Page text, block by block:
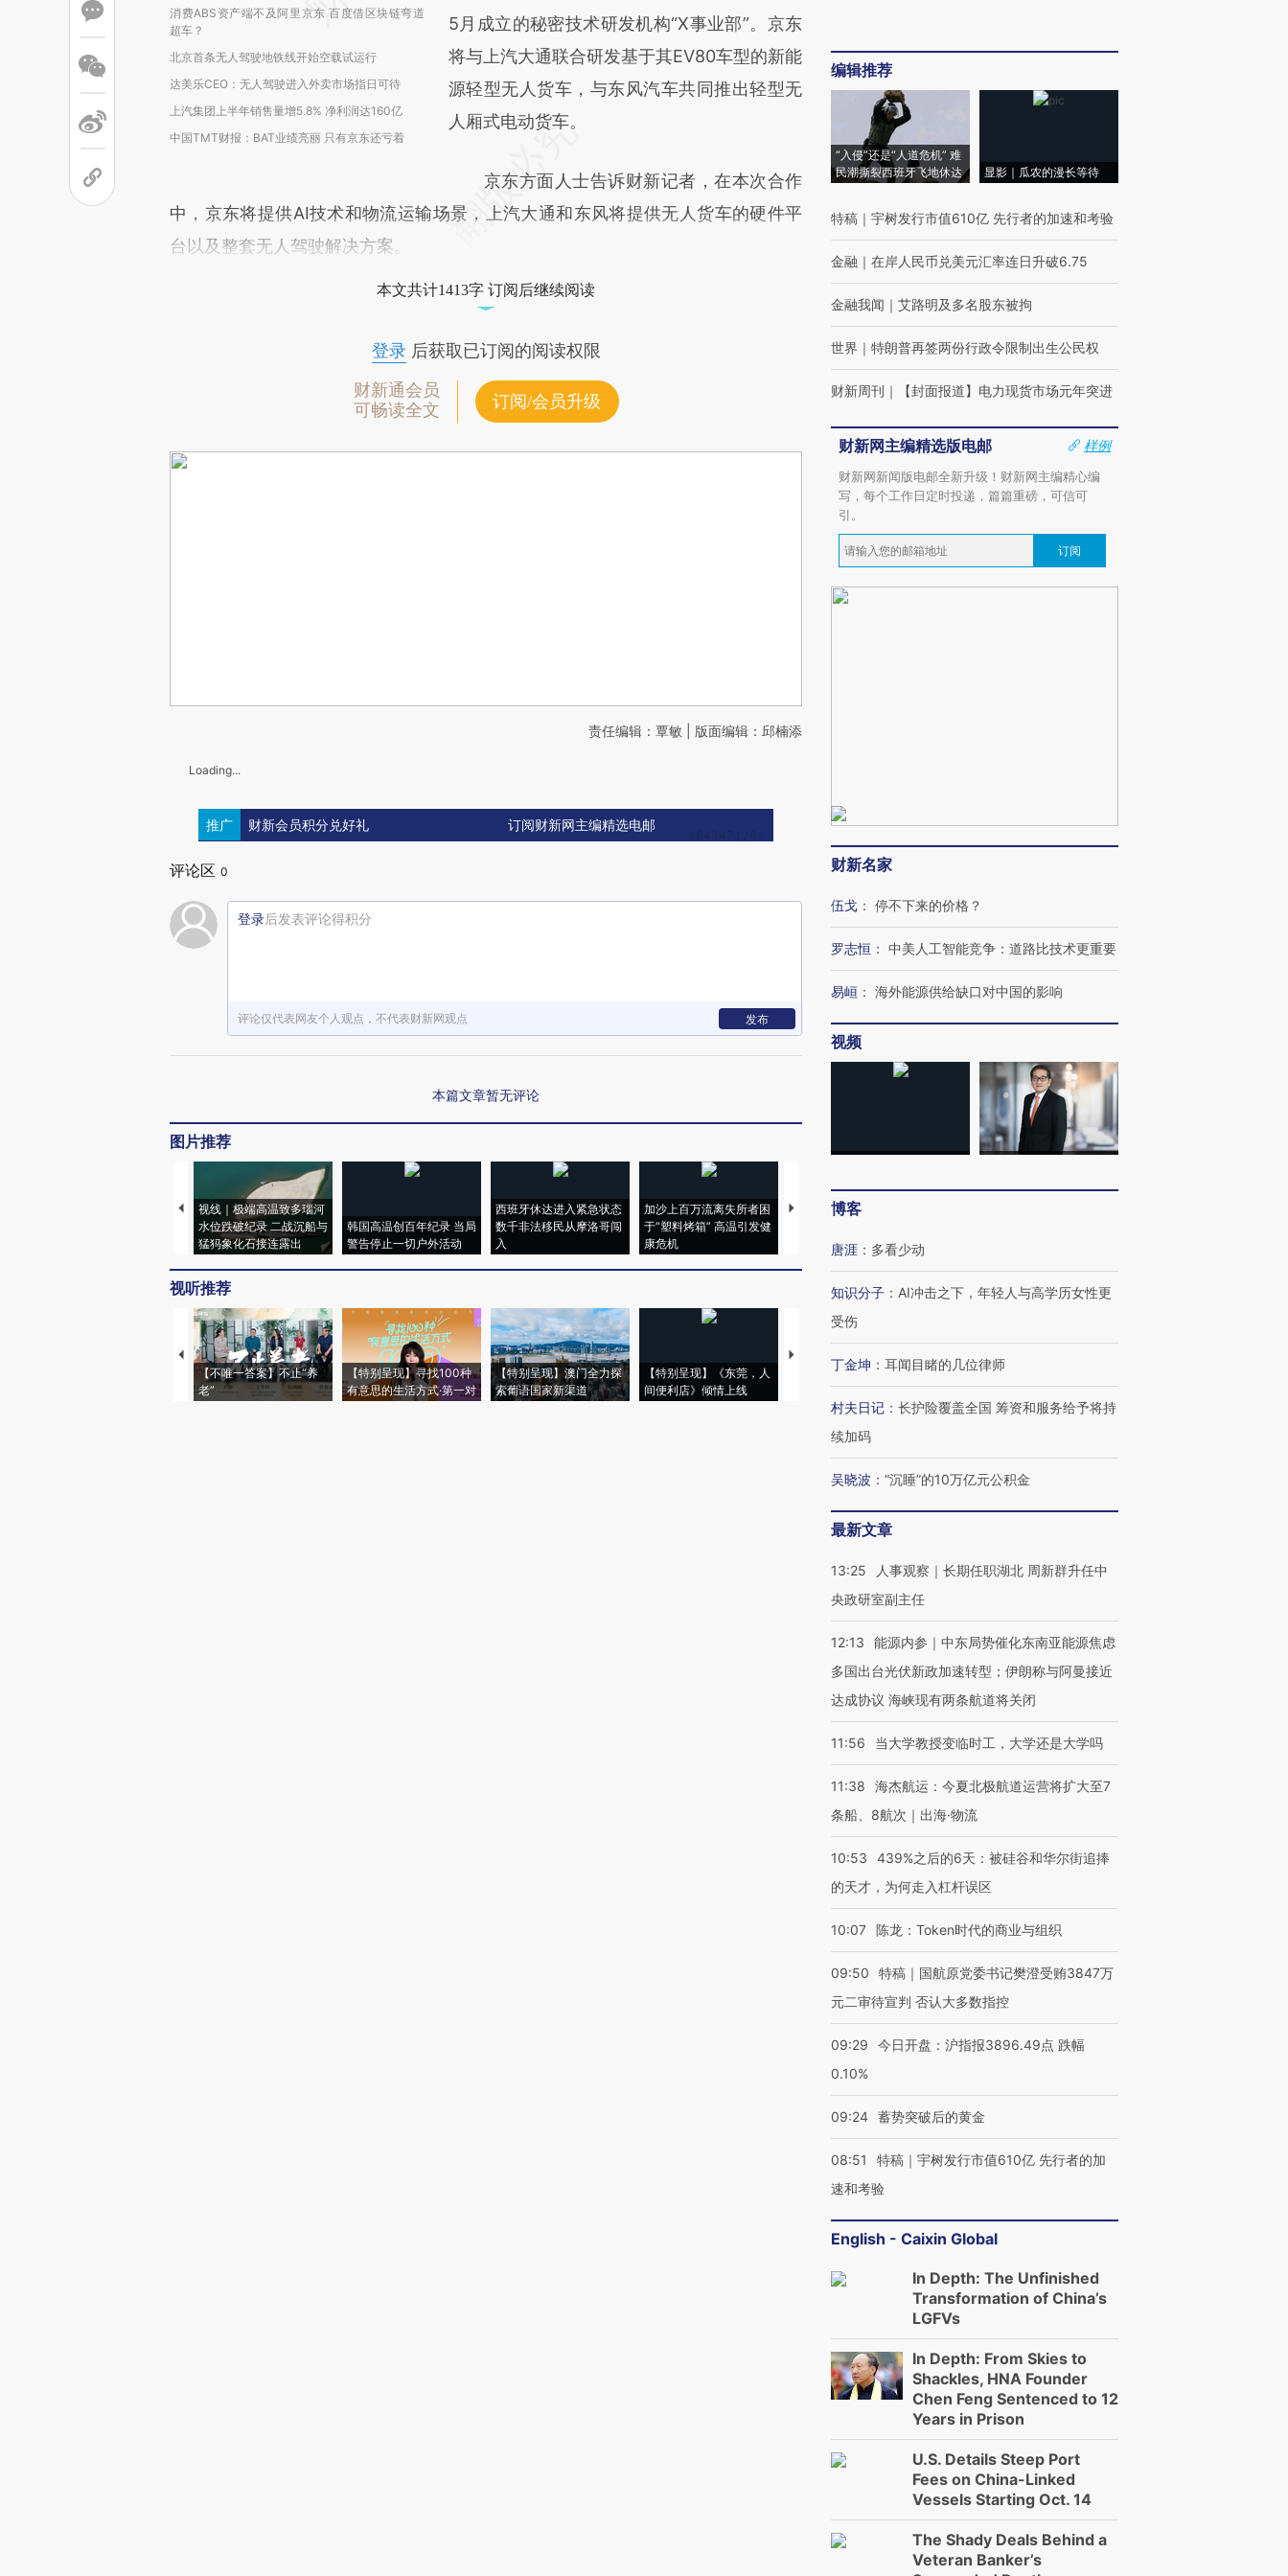
消费ABS资产端不及阿里京东 百度借区块链弯道
超车？
北京首条无人驾驶地铁线开始空载试运行
达美乐CEO：无人驾驶进入外卖市场指日可待
上汽集团上半年销售量增5.8% 净利润达160亿
中国TMT财报：BAT业绩亮丽 只有京东还亏着
5月成立的秘密技术研发机构“X事业部”。京东
将与上汽大通联合研发基于其EV80车型的新能
源轻型无人货车，与东风汽车共同推出轻型无
人厢式电动货车。
京东方面人士告诉财新记者，在本次合作
中，京东将提供AI技术和物流运输场景，上汽大通和东风将提供无人货车的硬件平
台以及整套无人驾驶解决方案。
本文共计1413字 订阅后继续阅读
登录后获取已订阅的阅读权限
财新通会员
可畅读全文
订阅/会员升级
责任编辑：覃敏 | 版面编辑：邱楠添
Loading...
推广 财新会员积分兑好礼 订阅财新网主编精选电邮
评论区 0
登录后发表评论得积分
评论仅代表网友个人观点，不代表财新网观点 发布
本篇文章暂无评论
图片推荐
视线｜极端高温致多瑙河
水位跌破纪录 二战沉船与
猛犸象化石接连露出
韩国高温创百年纪录 当局
警告停止一切户外活动
西班牙休达进入紧急状态
数千非法移民从摩洛哥闯
入
加沙上百万流离失所者困
于“塑料烤箱” 高温引发健
康危机
视线｜HYROX的吸金
心“花钱找虐”？
视听推荐
【不唯一答案】不止“养
老”
【特别呈现】寻找100种
有意思的生活方式·第一对
【特别呈现】澳门全力探
索葡语国家新渠道
【特别呈现】《东莞，人
间便利店》倾情上线
【推广】走进第四届链博
会，让数智科技“链”接产
【特别呈现】寻找100种
有意思的生活方式·第三对
住三大增长引擎是什么？
编辑推荐
“入侵”还是“人道危机” 难
民潮撕裂西班牙飞地休达
显影｜瓜农的漫长等待
特稿 ｜ 宇树发行市值610亿 先行者的加速和考验
金融 ｜ 在岸人民币兑美元汇率连日升破6.75
金融我闻 ｜ 艾路明及多名股东被拘
世界 ｜ 特朗普再签两份行政令限制出生公民权
财新周刊 ｜ 【封面报道】电力现货市场元年突进
财新网主编精选版电邮
样例
财新网新闻版电邮全新升级！财新网主编精心编
写，每个工作日定时投递，篇篇重磅，可信可
引。
订阅
财新名家
伍戈 ： 停不下来的价格？
罗志恒 ： 中美人工智能竞争：道路比技术更重要
易峘 ： 海外能源供给缺口对中国的影响
视频
博客
唐涯 ： 多看少动
知识分子 ： AI冲击之下，年轻人与高学历女性更
受伤
丁金坤 ： 耳闻目睹的几位律师
村夫日记 ： 长护险覆盖全国 筹资和服务给予将持
续加码
吴晓波 ： “沉睡”的10万亿元公积金
最新文章
13:25
人事观察｜长期任职湖北 周新群升任中
央政研室副主任
12:13
能源内参｜中东局势催化东南亚能源焦虑
多国出台光伏新政加速转型；伊朗称与阿曼接近
达成协议 海峡现有两条航道将关闭
11:56 当大学教授变临时工，大学还是大学吗
11:38
海杰航运：今夏北极航道运营将扩大至7
条船、8航次｜出海·物流
10:53
439%之后的6天：被硅谷和华尔街追捧
的天才，为何走入杠杆误区
10:07 陈龙：Token时代的商业与组织
09:50
特稿｜国航原党委书记樊澄受贿3847万
元二审待宣判 否认大多数指控
09:29
今日开盘：沪指报3896.49点 跌幅
0.10%
09:24 蓄势突破后的黄金
08:51
特稿｜宇树发行市值610亿 先行者的加
速和考验
English - Caixin Global
In Depth: The Unfinished
Transformation of China’s
LGFVs
In Depth: From Skies to
Shackles, HNA Founder
Chen Feng Sentenced to 12
Years in Prison
U.S. Details Steep Port
Fees on China-Linked
Vessels Starting Oct. 14
The Shady Deals Behind a
Veteran Banker’s